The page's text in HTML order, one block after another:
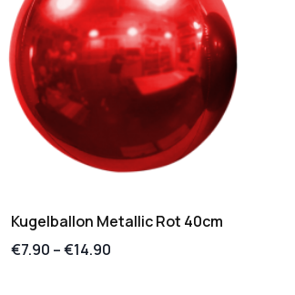
Kugelballon Metallic Rot 40cm
€7.90 –€14.90